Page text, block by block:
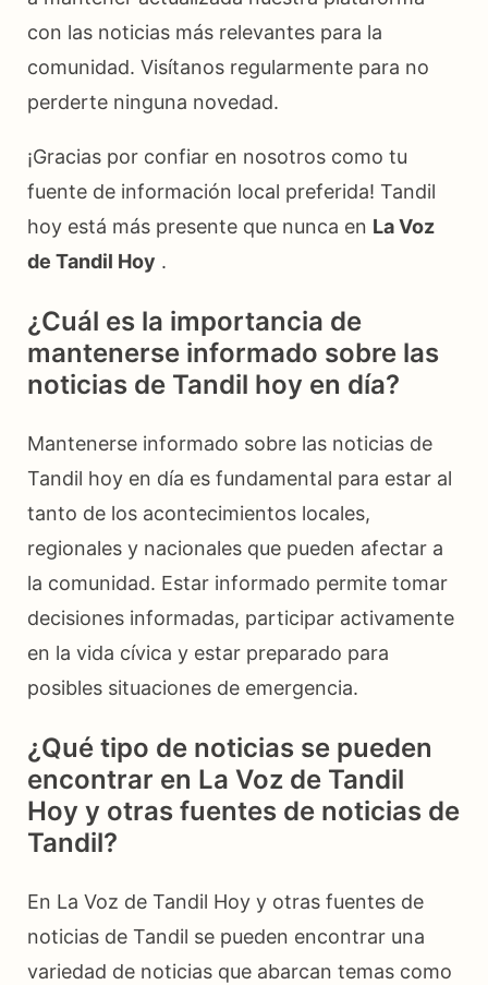
con las noticias más relevantes para la
comunidad. Visítanos regularmente para no
perderte ninguna novedad.
¡Gracias por confiar en nosotros como tu
fuente de información local preferida! Tandil
hoy está más presente que nunca en La Voz
de Tandil Hoy .
¿Cuál es la importancia de
mantenerse informado sobre las
noticias de Tandil hoy en día?
Mantenerse informado sobre las noticias de
Tandil hoy en día es fundamental para estar al
tanto de los acontecimientos locales,
regionales y nacionales que pueden afectar a
la comunidad. Estar informado permite tomar
decisiones informadas, participar activamente
en la vida cívica y estar preparado para
posibles situaciones de emergencia.
¿Qué tipo de noticias se pueden
encontrar en La Voz de Tandil
Hoy y otras fuentes de noticias de
Tandil?
En La Voz de Tandil Hoy y otras fuentes de
noticias de Tandil se pueden encontrar una
variedad de noticias que abarcan temas como